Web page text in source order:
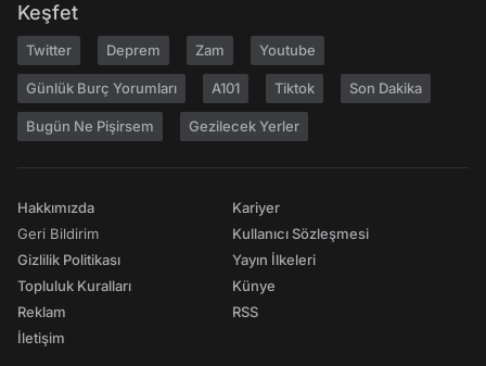
Keşfet
Twitter Deprem Zam Youtube
Günlük Burç Yorumları A101 Tiktok Son Dakika
Bugün Ne Pişirsem Gezilecek Yerler
Hakkımızda
Geri Bildirim
Gizlilik Politikası
Topluluk Kuralları
Reklam
İletişim
Kariyer
Kullanıcı Sözleşmesi
Yayın İlkeleri
Künye
RSS